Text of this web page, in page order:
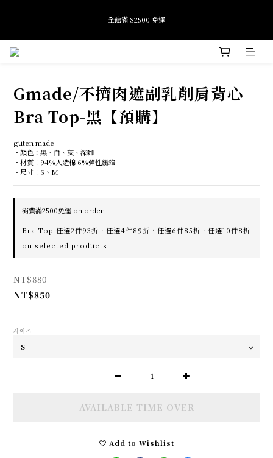
全館滿 $2500 免運
Tide if softness 夏日快閃店 pop-up event即將結束
3
2
1
0
3
2
1
0
:
1
0
6
5
4
3
0
:
9
3
2
1
0
9
8
7
6
0
:
9
3
2
1
0
9
8
2
1
SEE MORE
Gmade/不擠肉遮副乳削肩背心
Bra Top-黑【預購】
guten made
・顏色：黑、白、灰、深咖
・尺寸：S、M
消費滿2500免運 on order
Bra Top 任選2件93折，任選4件89折，任選6件85折，任選10件8折
on selected products
NT$880
NT$850
사이즈
AVAILABLE TIME OVER
Add to Wishlist